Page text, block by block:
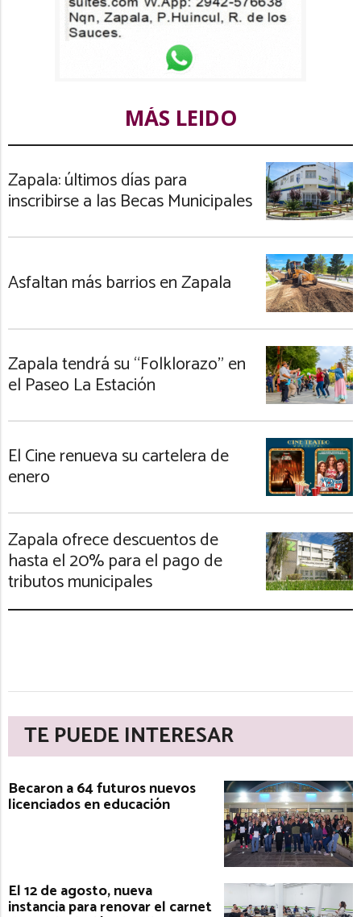
MÁS LEIDO
Zapala: últimos días para
inscribirse a las Becas Municipales
Asfaltan más barrios en Zapala
Zapala tendrá su “Folklorazo” en
el Paseo La Estación
El Cine renueva su cartelera de
enero
Zapala ofrece descuentos de
hasta el 20% para el pago de
tributos municipales
TE PUEDE INTERESAR
Becaron a 64 futuros nuevos
licenciados en educación
El 12 de agosto, nueva
instancia para renovar el carnet